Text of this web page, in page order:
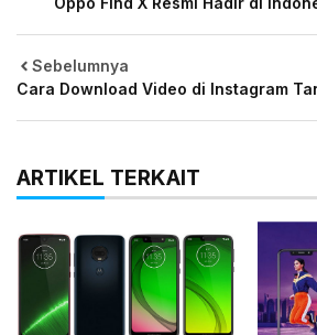
Sebelumnya
Cara Download Video di Instagram
ARTIKEL TERKAIT